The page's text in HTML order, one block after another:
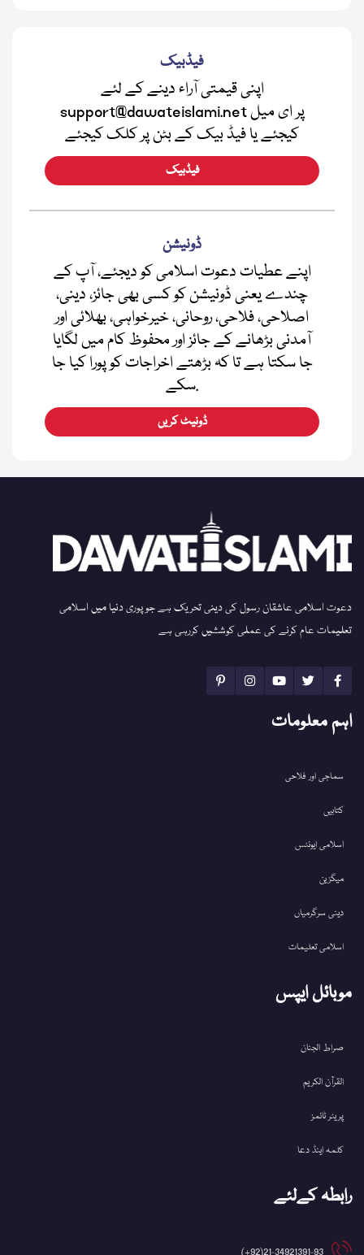
فیڈبیک
اپنی قیمتی آراء دینے کے لئے
support@dawateislami.net پر ای میل
کیجئے یا فیڈ بیک کے بٹن پر کلک کیجئے
فیڈبیک
ڈونیشن
اپنے عطیات دعوت اسلامی کو دیجئے، آپ کے
چندے یعنی ڈونیشن کو کسی بھی جائز، دینی،
اصلاحی، فلاحی، روحانی، خیرخواہی، بھلائی اور
آمدنی بڑھانے کے جائز اور محفوظ کام میں لگایا
جا سکتا ہے تا کہ بڑھتے اخراجات کو پورا کیا جا
سکے.
ڈونیٹ کریں
دعوت اسلامی عاشقان رسول کی دینی تحریک ہے جو پوری دنیا میں اسلامی
تعلیمات عام کرنے کی عملی کوششیں کررہی ہے
اہم معلومات
سماجی اور فلاحی
کتابیں
اسلامی ایونٹس
میگزین
دینی سرگرمیاں
اسلامی تعلیمات
موبائل ایپس
صراط الجنان
القرآن الکریم
پریئر ٹائمز
کلمہ اینڈ دعا
رابطہ کےلئے
21-34921391-93(92+)